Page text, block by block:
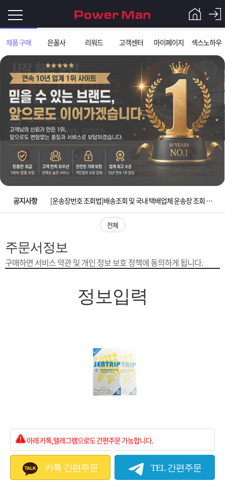
제품 구매 은꼴사 리워드 고객센터 마이페이지 섹스노하우
그
인
이
필
요
니
로
Q&A
파
워
맨
제
품
매
은
사
스
고
공지사항
입금확인이 안되는 상황을 대비해 꼭 입금후 고객센터 연락바랍니다.
[2026구정 연휴]설 연휴 배송 및 휴무 안내
[운송장번호 조회법]배송조회 및 국내 택배업체 운송장 조회 하는법
[ios앱 오픈]아이폰 고객 앱설치 가능합니다.
[무인택배함 이용 안내] 집 밖에 주소로 택배 받기
[2026구정 연휴]설 연휴 배송 및 휴무 안내
전체
주문서정보
구매하면 서비스 약관 및 개인 정보 보호 정책에 동의하게 됩니다.
정보입력
아래 카톡,텔레그램으로도 간편주문 가능합니다.
카톡 간편주문 TEL 간편주문